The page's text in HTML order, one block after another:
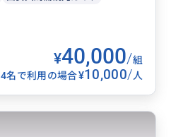
¥40,000/組
4名で利用の場合¥10,000/人